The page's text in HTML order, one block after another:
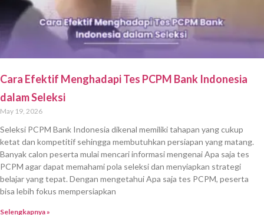
Cara Efektif Menghadapi Tes PCPM Bank Indonesia
dalam Seleksi
May 19, 2026
Seleksi PCPM Bank Indonesia dikenal memiliki tahapan yang cukup
ketat dan kompetitif sehingga membutuhkan persiapan yang matang.
Banyak calon peserta mulai mencari informasi mengenai Apa saja tes
PCPM agar dapat memahami pola seleksi dan menyiapkan strategi
belajar yang tepat. Dengan mengetahui Apa saja tes PCPM, peserta
bisa lebih fokus mempersiapkan
Selengkapnya »